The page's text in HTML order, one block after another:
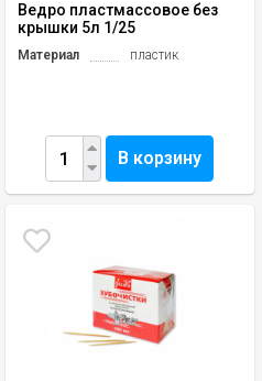
Ведро пластмассовое без
крышки 5л 1/25
Материал пластик
В корзину